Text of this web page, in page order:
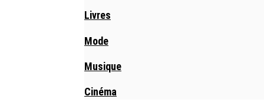
Livres
Mode
Musique
Cinéma